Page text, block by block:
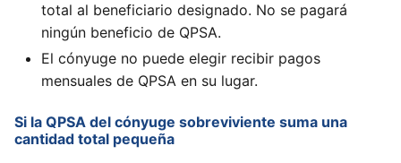
total al beneficiario designado. No se pagará
ningún beneficio de QPSA.
El cónyuge no puede elegir recibir pagos
mensuales de QPSA en su lugar.
Si la QPSA del cónyuge sobreviviente suma una
cantidad total pequeña